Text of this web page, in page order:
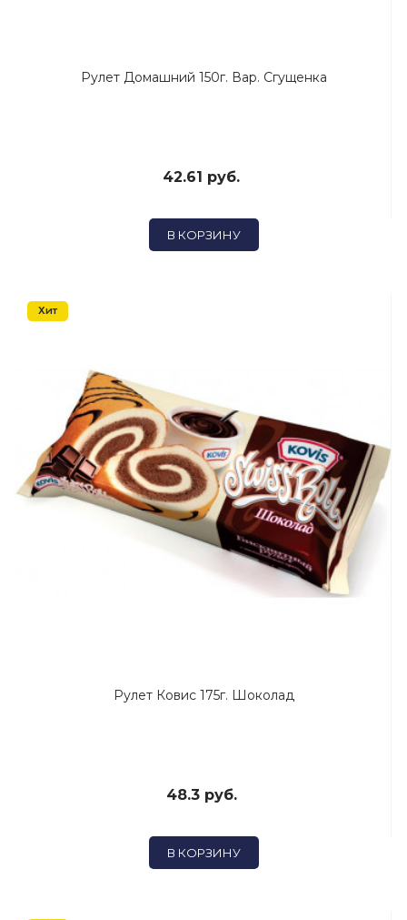
Рулет Домашний 150г. Вар. Сгущенка
42.61 руб.
В КОРЗИНУ
Хит
Рулет Ковис 175г. Шоколад
48.3 руб.
В КОРЗИНУ